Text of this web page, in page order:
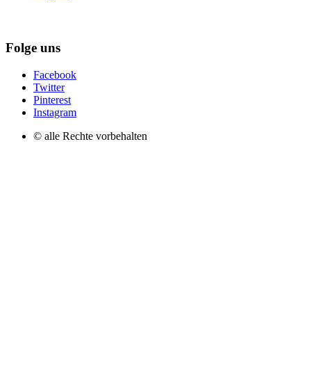
Folge uns
Facebook
Twitter
Pinterest
Instagram
© alle Rechte vorbehalten